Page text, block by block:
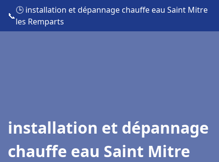
📞
🕒 installation et dépannage chauffe eau Saint Mitre
les Remparts
installation et dépannage
chauffe eau Saint Mitre